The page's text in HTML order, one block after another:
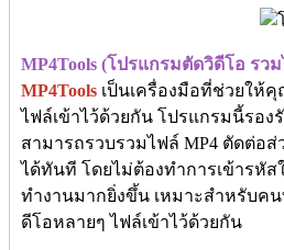
MP4Tools (โปรแกรมตัดวิดีโอ รว
MP4Tools เป็นเครื่องมือที่ช่วยให้
ไฟล์เข้าไว้ด้วยกัน โปรแกรมนี้รอ
สามารถรวบรวมไฟล์ MP4 ตัดต่อ
ได้ทันที โดยไม่ต้องทำการเข้ารหัส
ทำงานมากยิ่งขึ้น เหมาะสำหรับค
ดีโอหลายๆ ไฟล์เข้าไว้ด้วยกัน